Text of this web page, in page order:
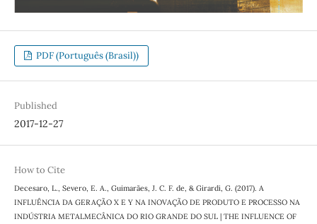
PDF (Português (Brasil))
Published
2017-12-27
How to Cite
Decesaro, L., Severo, E. A., Guimarães, J. C. F. de, & Girardi, G. (2017). A
INFLUÊNCIA DA GERAÇÃO X E Y NA INOVAÇÃO DE PRODUTO E PROCESSO NA
INDÚSTRIA METALMECÂNICA DO RIO GRANDE DO SUL | THE INFLUENCE OF